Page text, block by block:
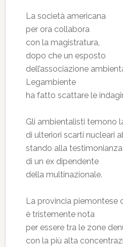
La società americana
per ora collabora
con la magistratura,
dopo che un esposto
dell’associazione
Legambiente
ha fatto scattare le
Gli ambientalisti temono
di ulteriori scarti nucleari
stando alla testimonianza
di un ex dipendente
della multinazionale.
La provincia piemontese
è tristemente nota
per essere tra le zone
con la più alta